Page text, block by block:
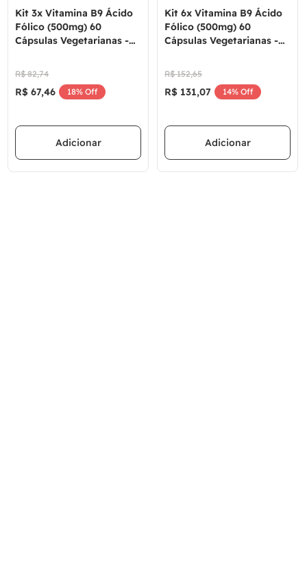
Kit 3x Vitamina B9 Ácido
Fólico (500mg) 60
Cápsulas Vegetarianas -
R$ 82,74
R$ 67,46 18% Off
Adicionar
Kit 6x Vitamina B9 Ácido
Fólico (500mg) 60
Cápsulas Vegetarianas -
R$ 152,65
R$ 131,07 14% Off
Adicionar